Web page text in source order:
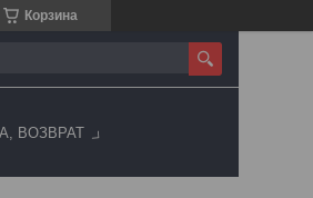
Корзина
ВОЗВРАТ